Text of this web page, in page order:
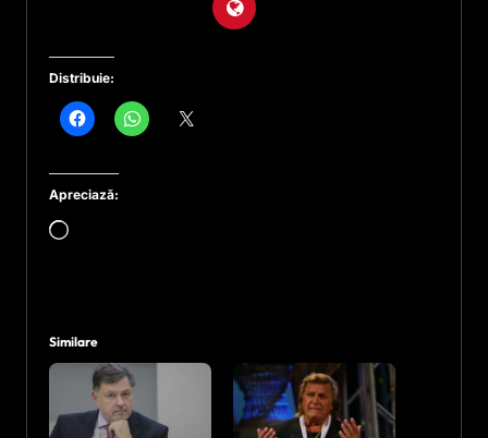
Distribuie:
Apreciază:
Încarc...
Similare